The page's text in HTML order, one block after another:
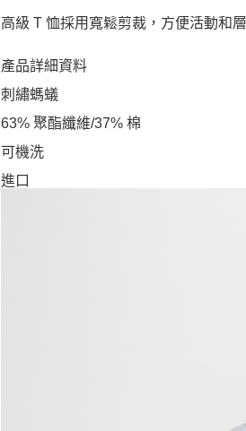
高級 T 恤採用寬鬆剪裁，方便活動和
產品詳細資料
刺繡螞蟻
63% 聚酯纖維/37% 棉
可機洗
進口